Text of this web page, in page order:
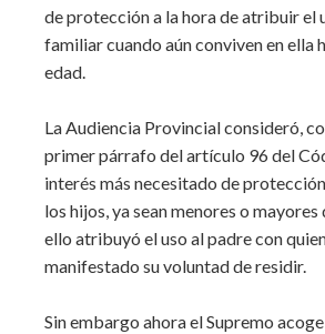
de protección a la hora de atribuir el
familiar cuando aún conviven en ella
edad.
La Audiencia Provincial consideró,
primer párrafo del artículo 96 del
interés más necesitado de
los hijos, ya sean menores o mayores
ello atribuyó el uso al padre con
manifestado su voluntad de residir.
Sin embargo ahora el Supremo